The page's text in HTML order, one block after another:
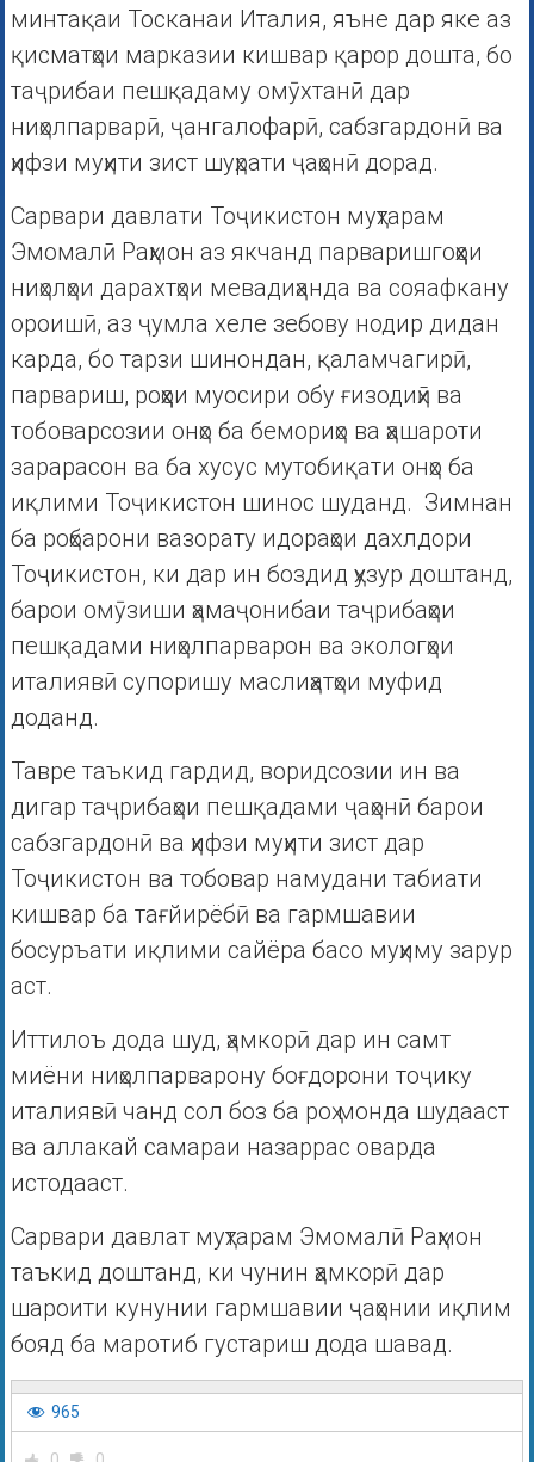
минтақаи Тосканаи Италия, яъне дар яке аз
қисматҳои марказии кишвар қарор дошта, бо
таҷрибаи пешқадаму омӯхтанӣ дар
ниҳолпарварӣ, ҷангалофарӣ, сабзгардонӣ ва
ҳифзи муҳити зист шуҳрати ҷаҳонӣ дорад.
Сарвари давлати Тоҷикистон муҳтарам
Эмомалӣ Раҳмон аз якчанд парваришгоҳҳои
ниҳолҳои дарахтҳои мевадиҳанда ва сояафкану
ороишӣ, аз ҷумла хеле зебову нодир дидан
карда, бо тарзи шинондан, қаламчагирӣ,
парвариш, роҳҳои муосири обу ғизодиҳӣ ва
тобоварсозии онҳо ба бемориҳо ва ҳашароти
зарарасон ва ба хусус мутобиқати онҳо ба
иқлими Тоҷикистон шинос шуданд. Зимнан
ба роҳбарони вазорату идораҳои дахлдори
Тоҷикистон, ки дар ин боздид ҳузур доштанд,
барои омӯзиши ҳамаҷонибаи таҷрибаҳои
пешқадами ниҳолпарварон ва экологҳои
италиявӣ супоришу маслиҳатҳои муфид
доданд.
Тавре таъкид гардид, воридсозии ин ва
дигар таҷрибаҳои пешқадами ҷаҳонӣ барои
сабзгардонӣ ва ҳифзи муҳити зист дар
Тоҷикистон ва тобовар намудани табиати
кишвар ба тағйирёбӣ ва гармшавии
босуръати иқлими сайёра басо муҳиму зарур
аст.
Иттилоъ дода шуд, ҳамкорӣ дар ин самт
миёни ниҳолпарварону боғдорони тоҷику
италиявӣ чанд сол боз ба роҳ монда шудааст
ва аллакай самараи назаррас оварда
истодааст.
Сарвари давлат муҳтарам Эмомалӣ Раҳмон
таъкид доштанд, ки чунин ҳамкорӣ дар
шароити кунунии гармшавии ҷаҳонии иқлим
бояд ба маротиб густариш дода шавад.
965